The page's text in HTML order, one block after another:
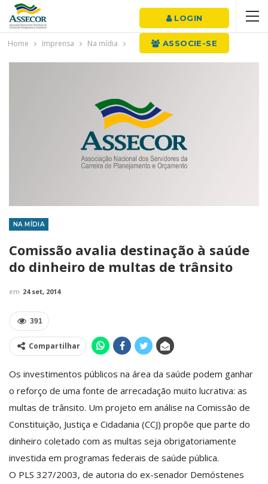
LOGIN
ASSOCIE-SE
Home Imprensa Na mídia
NA MÍDIA
Comissão avalia destinação à saúde
do dinheiro de multas de trânsito
em 24 set, 2014
391
Compartilhar
Os investimentos públicos na área da saúde podem ganhar
o reforço de uma fonte de arrecadação muito lucrativa: as
multas de trânsito. Um projeto em análise na Comissão de
Constituição, Justiça e Cidadania (CCJ) propõe que parte do
dinheiro coletado com as multas seja obrigatoriamente
investida em programas federais de saúde pública.
O PLS 327/2003, de autoria do ex-senador Demóstenes